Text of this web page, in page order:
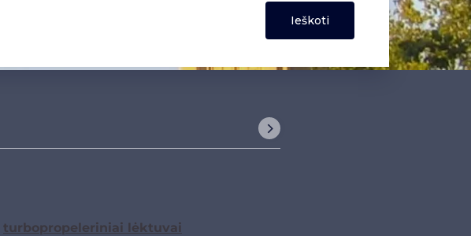
turbopropeleriniai lėktuvai